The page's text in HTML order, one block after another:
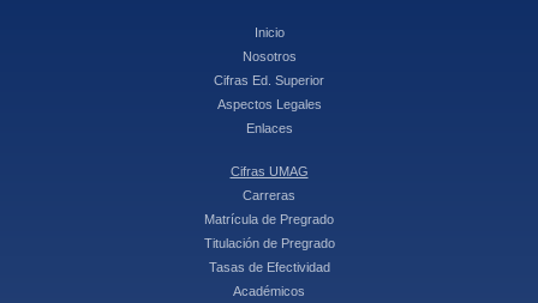
Inicio
Nosotros
Cifras Ed. Superior
Aspectos Legales
Enlaces
Cifras UMAG
Carreras
Matrícula de Pregrado
Titulación de Pregrado
Tasas de Efectividad
Académicos